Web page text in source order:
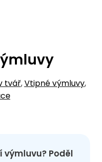
tvář,Vtipné výmluvy,
výmluvu? Poděl